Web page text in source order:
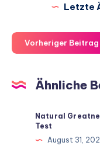
Letzte
Vorheriger Beitrag
Ähnliche
Natural
Test
August 31,